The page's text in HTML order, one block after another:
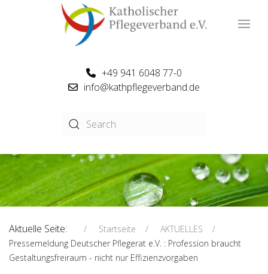
+49 941 6048 77-0
info@kathpflegeverband.de
Aktuelle Seite: Startseite
AKTUELLES
Pressemeldung Deutscher Pflegerat e.V. : Profession braucht
Gestaltungsfreiraum - nicht nur Effizienzvorgaben